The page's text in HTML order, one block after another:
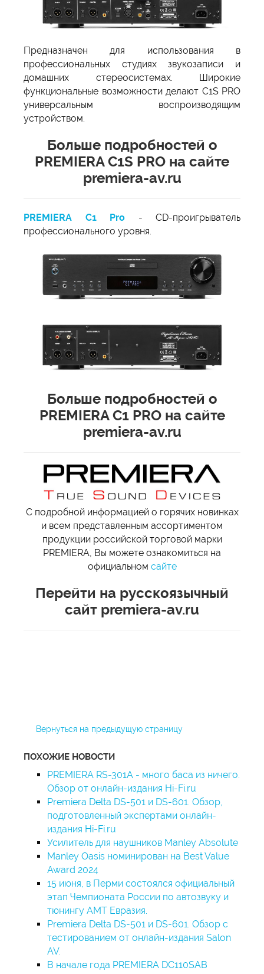
Предназначен для использования в
профессиональных студиях звукозаписи и
домашних стереосистемах. Широкие
функциональные возможности делают C1S PRO
универсальным воспроизводящим
устройством.
Больше подробностей о
PREMIERA C1S PRO на сайте
premiera-av.ru
PREMIERA C1 Pro - CD-проигрыватель
профессионального уровня.
Больше подробностей о
PREMIERA C1 PRO на сайте
premiera-av.ru
С подробной информацией о горячих новинках
и всем представленным ассортиментом
продукции российской торговой марки
PREMIERA, Вы можете ознакомиться на
официальном сайте
Перейти на русскоязычный
сайт premiera-av.ru
Вернуться на предыдущую страницу
ПОХОЖИЕ НОВОСТИ
PREMIERA RS-301A - много баса из ничего.
Обзор от онлайн-издания Hi-Fi.ru
Premiera Delta DS-501 и DS-601. Обзор,
подготовленный экспертами онлайн-
издания Hi-Fi.ru
Усилитель для наушников Manley Absolute
Manley Oasis номинирован на Best Value
Award 2024
15 июня, в Перми состоялся официальный
этап Чемпионата России по автозвуку и
тюнингу АМТ Евразия.
Premiera Delta DS-501 и DS-601. Обзор с
тестированием от онлайн-издания Salon
AV.
В начале года PREMIERA DC110SAB